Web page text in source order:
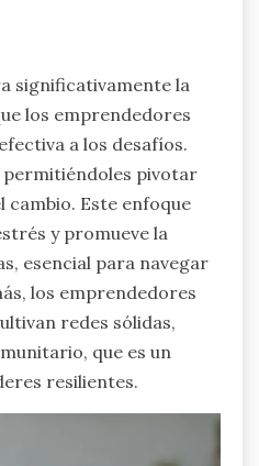
significativamente la
los emprendedores
a los desafíos.
permitiéndoles pivotar
Este enfoque
y promueve la
esencial para navegar
los emprendedores
redes sólidas,
que es un
resilientes.